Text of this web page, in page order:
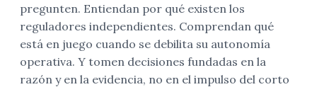
pregunten. Entiendan por qué existen los
reguladores independientes. Comprendan qué
está en juego cuando se debilita su autonomía
operativa. Y tomen decisiones fundadas en la
razón y en la evidencia, no en el impulso del corto